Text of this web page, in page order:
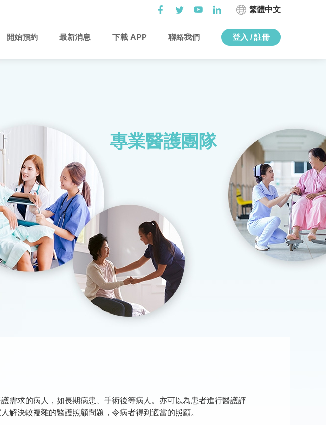
繁體中文
開始預約 最新消息 下載 APP 聯絡我們 登入 / 註冊
專業醫護團隊
需求的病人，如長期病患、手術後等病人。亦可以為患者進行醫護評
解決較複雜的醫護照顧問題，令病者得到適當的照顧。